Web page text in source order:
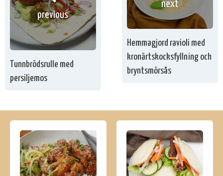
previous
Tunnbrödsrulle med
persiljemos
next
Hemmagjord ravioli med
kronärtskocksfyllning och
bryntsmörsås